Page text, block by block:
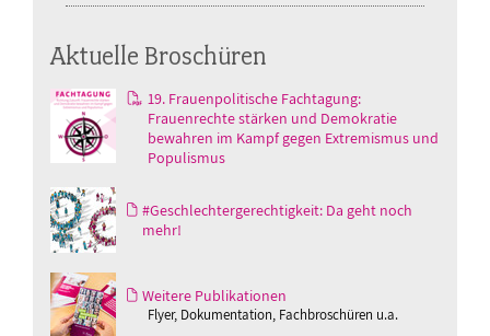
Aktuelle Broschüren
19. Frauenpolitische Fachtagung:
Frauenrechte stärken und Demokratie
bewahren im Kampf gegen Extremismus und
Populismus
#Geschlechtergerechtigkeit: Da geht noch
mehr!
Weitere Publikationen
Flyer, Dokumentation, Fachbroschüren u.a.